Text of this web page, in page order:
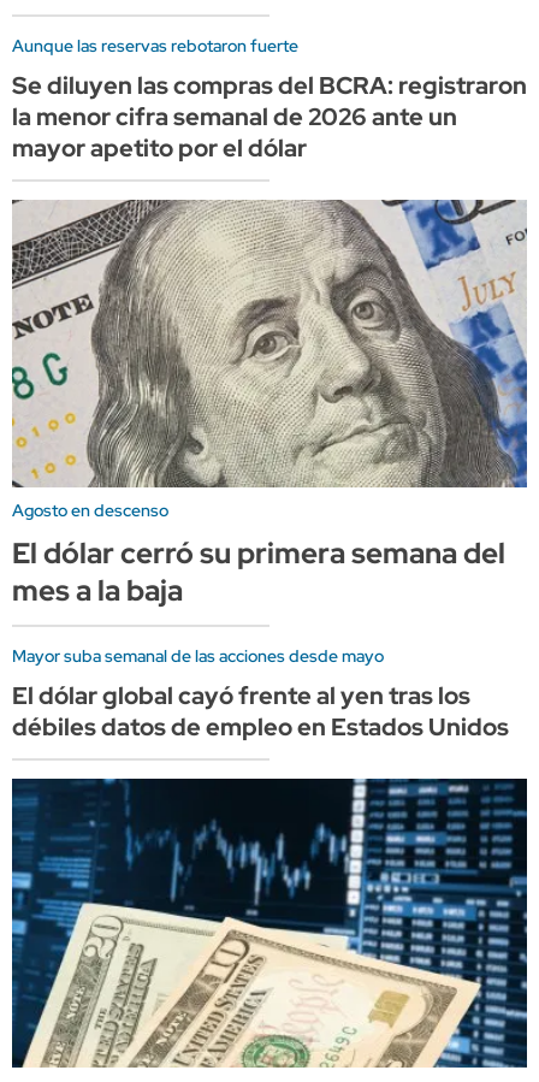
Aunque las reservas rebotaron fuerte
Se diluyen las compras del BCRA: registraron
la menor cifra semanal de 2026 ante un
mayor apetito por el dólar
Agosto en descenso
El dólar cerró su primera semana del
mes a la baja
Mayor suba semanal de las acciones desde mayo
El dólar global cayó frente al yen tras los
débiles datos de empleo en Estados Unidos